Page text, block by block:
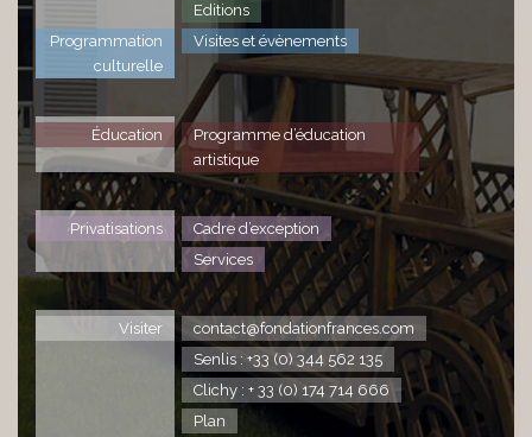
Editions
Programmation
culturelle
Visites et évènements
Éducation
Programme d’éducation
artistique
Privatisations
Cadre d’exception
Services
Visiter
contact@fondationfrances.com
Senlis : +33 (0) 344 562 135
Clichy : + 33 (0) 174 714 666
Plan